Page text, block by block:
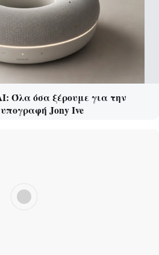
Όλα όσα ξέρουμε για την
Jony Ive